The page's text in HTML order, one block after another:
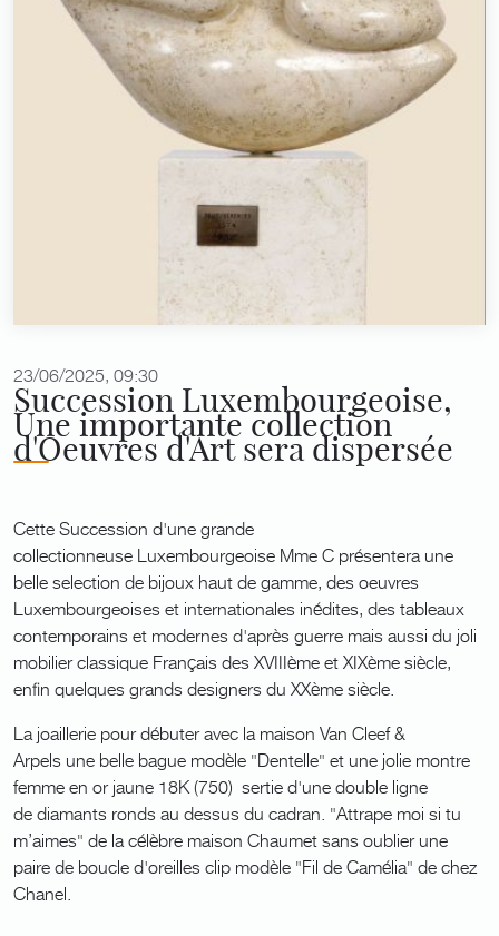
23/06/2025, 09:30
Succession Luxembourgeoise,
Une importante collection
d'Oeuvres d'Art sera dispersée
Cette Succession d'une grande
collectionneuse Luxembourgeoise Mme C présentera une
belle selection de bijoux haut de gamme, des oeuvres
Luxembourgeoises et internationales inédites, des tableaux
contemporains et modernes d'après guerre mais aussi du joli
mobilier classique Français des XVIIIème et XIXème siècle,
enfin quelques grands designers du XXème siècle.
La joaillerie pour débuter avec la maison Van Cleef &
Arpels une belle bague modèle "Dentelle" et une jolie montre
femme en or jaune 18K (750) sertie d'une double ligne
de diamants ronds au dessus du cadran. "Attrape moi si tu
m’aimes" de la célèbre maison Chaumet sans oublier une
paire de boucle d'oreilles clip modèle "Fil de Camélia" de chez
Chanel.